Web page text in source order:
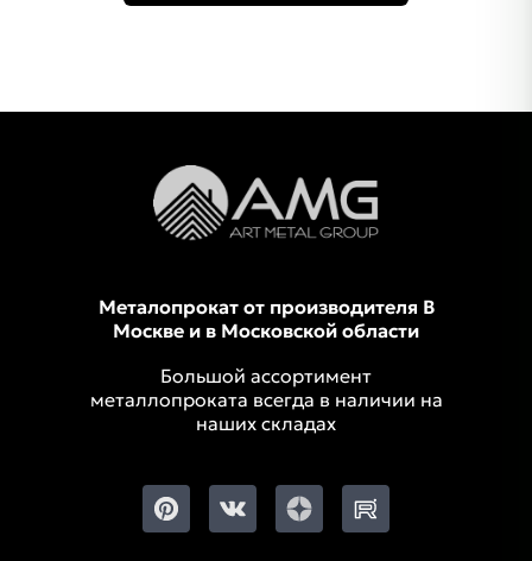
Металопрокат от производителя В
Москве и в Московской области
Большой ассортимент
металлопроката всегда в наличии на
наших складах